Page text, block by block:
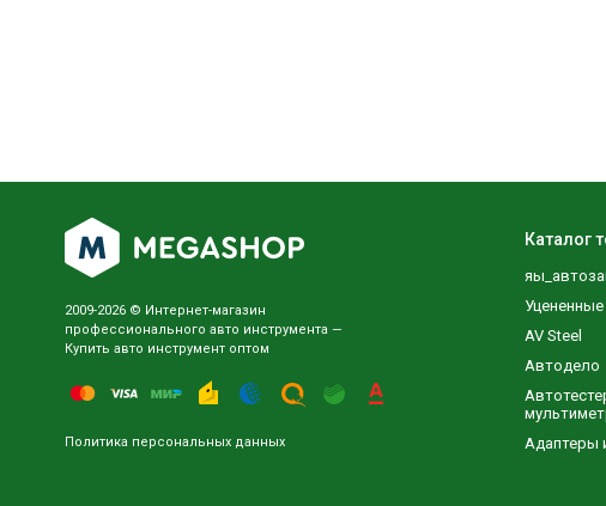
2009-2026 © Интернет-магазин
профессионального авто инструмента —
Купить авто инструмент оптом
Политика персональных данных
Каталог
AV Steel
Автодело
Адаптеры